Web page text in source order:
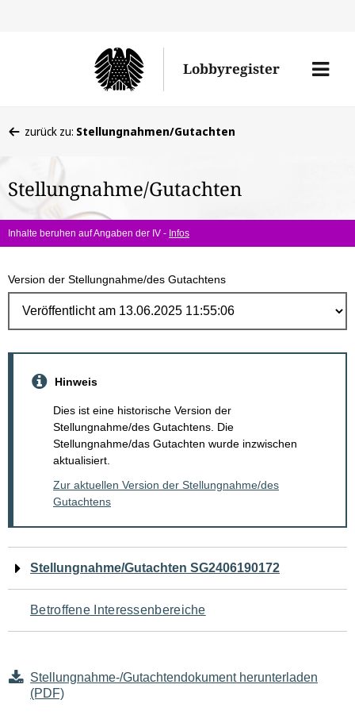
Lobbyregister
Menü
befinden
hier:
zurück zu: Stellungnahmen/Gutachten
Stellungnahme/Gutachten
Inhalte beruhen auf Angaben der IV - Infos
Version der Stellungnahme/des Gutachtens
Hinweis
Dies ist eine historische Version der
Stellungnahme/des Gutachtens. Die
Stellungnahme/das Gutachten wurde inzwischen
aktualisiert.
Zur aktuellen Version der Stellungnahme/des
Gutachtens
Navigation
für
den
Seiteninhalt
Stellungnahme/Gutachten SG2406190172
Betroffene Interessenbereiche
Stellungnahme-/Gutachtendokument herunterladen
(PDF)